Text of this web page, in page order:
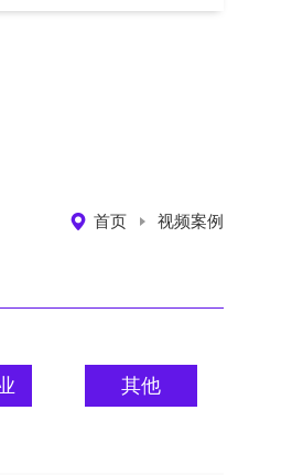
首页 视频案例
其他